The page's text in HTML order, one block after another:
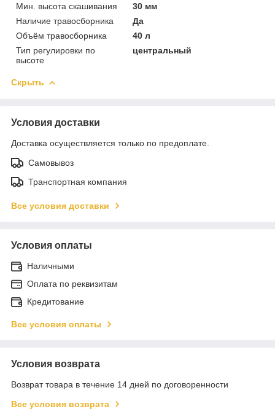
Мин. высота скашивания
30 мм
Наличие травосборника
Да
Объём травосборника
40 л
Тип регулировки по
высоте
центральный
Скрыть
Условия доставки
Доставка осуществляется только по предоплате.
Самовывоз
Транспортная компания
Все условия доставки
Условия оплаты
Наличными
Оплата по реквизитам
Кредитование
Все условия оплаты
Условия возврата
Возврат товара в течение 14 дней по договоренности
Все условия возврата